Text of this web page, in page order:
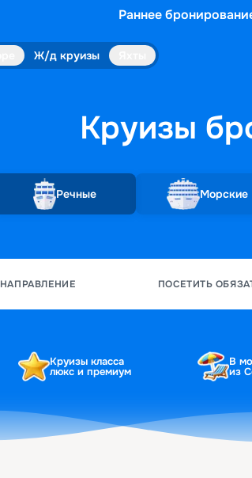
Раннее
Ж/д круизы
Круизы
Речные Морские
НАПРАВЛЕНИЕ ПОСЕТИТЬ
Круизы класса
люкс и премиум
В
из